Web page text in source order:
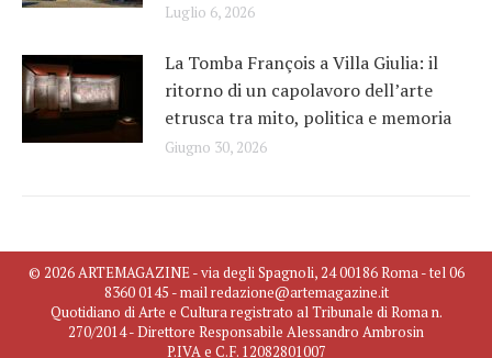
Luglio 6, 2026
La Tomba François a Villa Giulia: il
ritorno di un capolavoro dell’arte
etrusca tra mito, politica e memoria
Giugno 30, 2026
© 2026 ARTEMAGAZINE - via degli Spagnoli, 24 00186 Roma - tel 06
8360 0145 - mail redazione@artemagazine.it
Quotidiano di Arte e Cultura registrato al Tribunale di Roma n.
270/2014 - Direttore Responsabile Alessandro Ambrosin
P.IVA e C.F. 12082801007